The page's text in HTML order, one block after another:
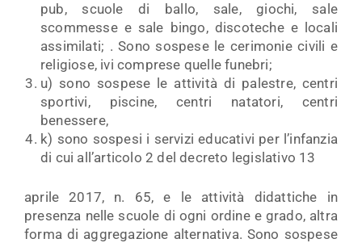
pub, scuole di ballo, sale, giochi, sale
scommesse e sale bingo, discoteche e locali
assimilati; . Sono sospese le cerimonie civili e
religiose, ivi comprese quelle funebri;
u) sono sospese le attività di palestre, centri
sportivi, piscine, centri natatori, centri
benessere,
k) sono sospesi i servizi educativi per l’infanzia
di cui all’articolo 2 del decreto legislativo 13
aprile 2017, n. 65, e le attività didattiche in
presenza nelle scuole di ogni ordine e grado, altra
forma di aggregazione alternativa. Sono sospese